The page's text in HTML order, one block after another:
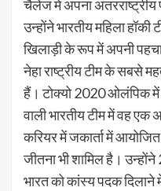
चैलेंज में अपना अंतरराष्ट्रीय
उन्होंने भारतीय महिला
खिलाड़ी के रूप में अपनी
नेहा राष्ट्रीय टीम के सबसे
हैं। टोक्यो 2020 ओलंपिक में
वाली भारतीय टीम में वह
करियर में जकार्ता में
जीतना भी शामिल है।
भारत को कांस्य पदक दिलाने